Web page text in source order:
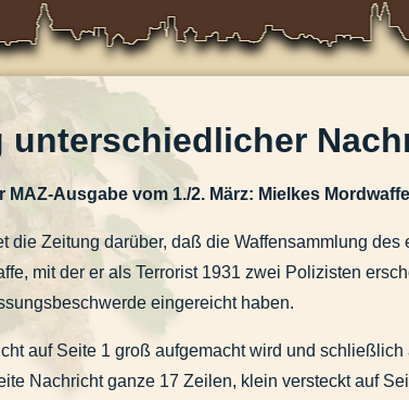
des Wortes "Panne"
und Leserbrief „Das hat selbst Orwell nicht geahnt“ vom
unterschiedlicher
MAZ-Ausgabe vom 1./2. März: Mielkes
die Zeitung darüber, daß die Waffensammlung
mit der er als Terrorist 1931 zwei Polizisten
eingereicht haben.
auf Seite 1 groß aufgemacht wird und
Nachricht ganze 17 Zeilen, klein versteckt auf